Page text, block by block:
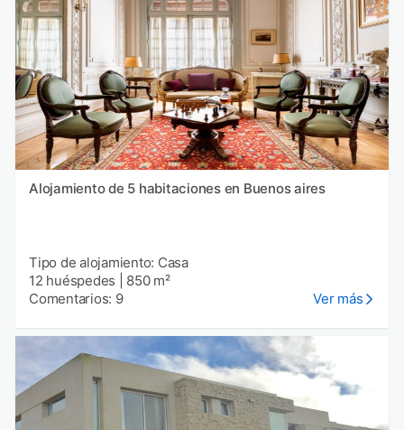
Alojamiento de 5 habitaciones en Buenos aires
Tipo de alojamiento: Casa
12 huéspedes
850 m²
Comentarios: 9
Ver más